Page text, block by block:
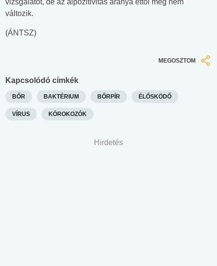
vizsgálatot, de az álpozitivitás aránya ettől még nem
változik.
(ÁNTSZ)
MEGOSZTOM
Kapcsolódó címkék
BŐR BAKTÉRIUM BŐRPÍR ÉLŐSKÖDŐ
VÍRUS KÓROKOZÓK
Hirdetés